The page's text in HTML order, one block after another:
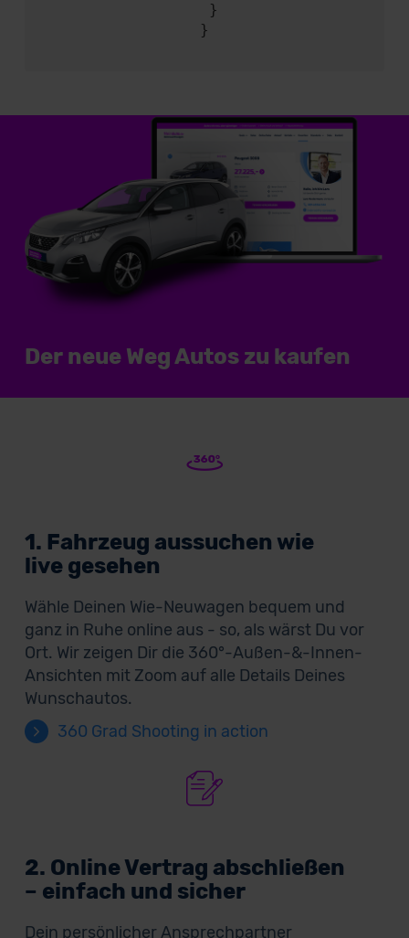
}
Der neue Weg Autos zu kaufen
1. Fahrzeug aussuchen wie
live gesehen
Wähle Deinen Wie-Neuwagen bequem und
ganz in Ruhe online aus - so, als wärst Du vor
Ort. Wir zeigen Dir die 360°-Außen-&-Innen-
Ansichten mit Zoom auf alle Details Deines
Wunschautos.
360 Grad Shooting in action
2. Online Vertrag abschließen
– einfach und sicher
Dein persönlicher Ansprechpartner